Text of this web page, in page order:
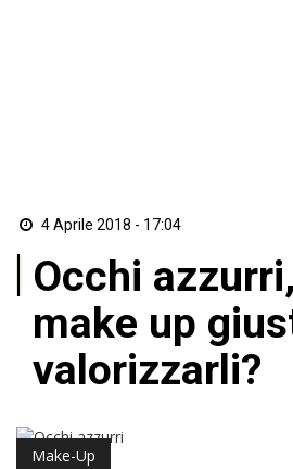
4 Aprile 2018 - 17:04
Occhi
make up
valorizzarli?
Make-Up